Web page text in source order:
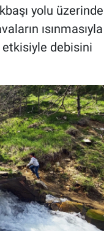
yolu üzerinde
ısınmasıyla
etkisiyle debisini